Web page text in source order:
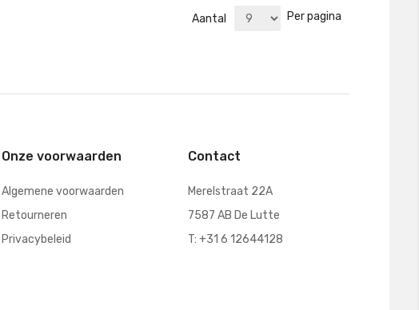
Aantal Per pagina
Onze voorwaarden
Algemene voorwaarden
Retourneren
Privacybeleid
Contact
Merelstraat 22A
7587 AB De Lutte
T: +31 6 12644128